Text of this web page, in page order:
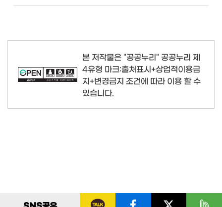
본 저작물은 "공공누리" 공공누리 제
4유형 마크:출처표시+상업적이용금
지+변경금지 조건에 따라 이용 할 수
있습니다.
SNS공유